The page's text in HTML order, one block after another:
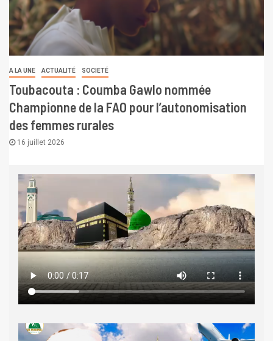
A LA UNE ACTUALITÉ SOCIETÉ
Toubacouta : Coumba Gawlo nommée
Championne de la FAO pour l’autonomisation
des femmes rurales
16 juillet 2026